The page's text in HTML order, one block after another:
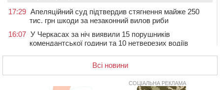
17:29 Апеляційний суд підтвердив стягнення майже 250
тис. грн шкоди за незаконний вилов риби
16:07 У Черкасах за ніч виявили 15 порушників
комендантської години та 10 нетверезих водіїв
15:12 На Золотоніщині водійка збила пішохода, який
На Черкащині прокуратура через суд вимагає взяти
під охорону 188-річну церкву
Всі новини
СОЦІАЛЬНА РЕКЛАМА